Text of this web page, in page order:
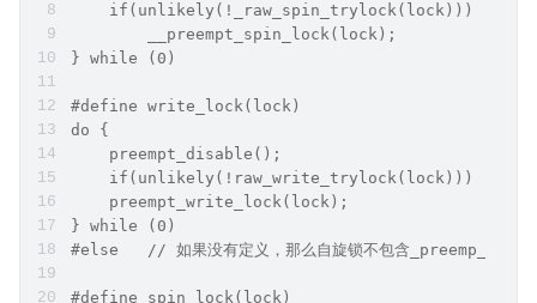
    if(unlikely(!_raw_spin_trylock(lock)))
        __preempt_spin_lock(lock);
} while (0)
#define write_lock(lock)
do {
    preempt_disable();
    if(unlikely(!raw_write_trylock(lock)))
    preempt_write_lock(lock);
} while (0)
#define spin_lock(lock)